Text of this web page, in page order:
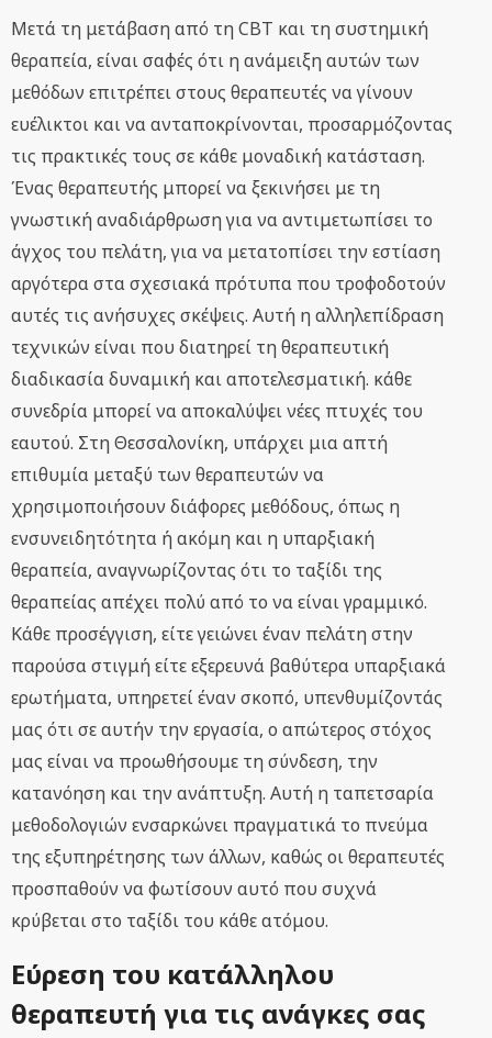
Μετά τη μετάβαση από τη CBT και τη συστημική
θεραπεία, είναι σαφές ότι η ανάμειξη αυτών των
μεθόδων επιτρέπει στους θεραπευτές να γίνουν
ευέλικτοι και να ανταποκρίνονται, προσαρμόζοντας
τις πρακτικές τους σε κάθε μοναδική κατάσταση.
Ένας θεραπευτής μπορεί να ξεκινήσει με τη
γνωστική αναδιάρθρωση για να αντιμετωπίσει το
άγχος του πελάτη, για να μετατοπίσει την εστίαση
αργότερα στα σχεσιακά πρότυπα που τροφοδοτούν
αυτές τις ανήσυχες σκέψεις. Αυτή η αλληλεπίδραση
τεχνικών είναι που διατηρεί τη θεραπευτική
διαδικασία δυναμική και αποτελεσματική. κάθε
συνεδρία μπορεί να αποκαλύψει νέες πτυχές του
εαυτού. Στη Θεσσαλονίκη, υπάρχει μια απτή
επιθυμία μεταξύ των θεραπευτών να
χρησιμοποιήσουν διάφορες μεθόδους, όπως η
ενσυνειδητότητα ή ακόμη και η υπαρξιακή
θεραπεία, αναγνωρίζοντας ότι το ταξίδι της
θεραπείας απέχει πολύ από το να είναι γραμμικό.
Κάθε προσέγγιση, είτε γειώνει έναν πελάτη στην
παρούσα στιγμή είτε εξερευνά βαθύτερα υπαρξιακά
ερωτήματα, υπηρετεί έναν σκοπό, υπενθυμίζοντάς
μας ότι σε αυτήν την εργασία, ο απώτερος στόχος
μας είναι να προωθήσουμε τη σύνδεση, την
κατανόηση και την ανάπτυξη. Αυτή η ταπετσαρία
μεθοδολογιών ενσαρκώνει πραγματικά το πνεύμα
της εξυπηρέτησης των άλλων, καθώς οι θεραπευτές
προσπαθούν να φωτίσουν αυτό που συχνά
κρύβεται στο ταξίδι του κάθε ατόμου.
Εύρεση του κατάλληλου
θεραπευτή για τις ανάγκες σας